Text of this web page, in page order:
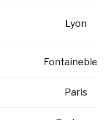
Lyon
Paris